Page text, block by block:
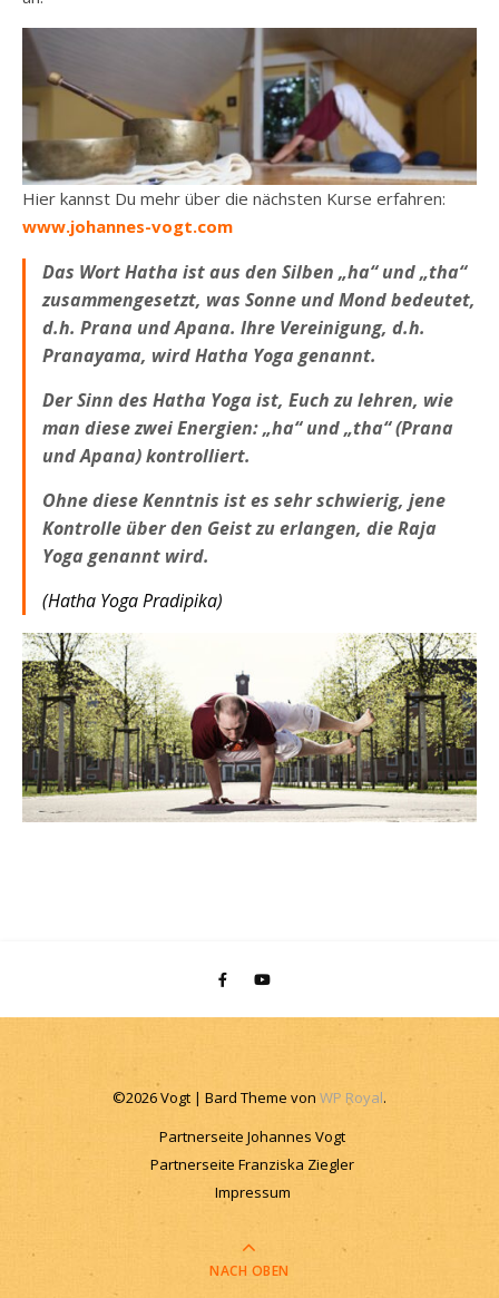
Hier kannst Du mehr über die nächsten Kurse erfahren:
www.johannes-vogt.com
Das Wort Hatha ist aus den Silben „ha“ und „tha“
zusammengesetzt, was Sonne und Mond bedeutet,
d.h. Prana und Apana. Ihre Vereinigung, d.h.
Pranayama, wird Hatha Yoga genannt.
Der Sinn des Hatha Yoga ist, Euch zu lehren, wie
man diese zwei Energien: „ha“ und „tha“ (Prana
und Apana) kontrolliert.
Ohne diese Kenntnis ist es sehr schwierig, jene
Kontrolle über den Geist zu erlangen, die Raja
Yoga genannt wird.
(Hatha Yoga Pradipika)
©2026 Vogt | Bard Theme von WP Royal.
Partnerseite Johannes Vogt
Partnerseite Franziska Ziegler
Impressum
NACH OBEN